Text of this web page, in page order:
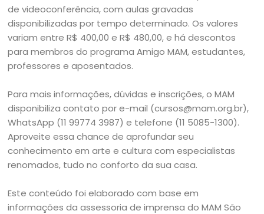
de videoconferência, com aulas gravadas
disponibilizadas por tempo determinado. Os valores
variam entre R$ 400,00 e R$ 480,00, e há descontos
para membros do programa Amigo MAM, estudantes,
professores e aposentados.
Para mais informações, dúvidas e inscrições, o MAM
disponibiliza contato por e-mail (cursos@mam.org.br),
WhatsApp (11 99774 3987) e telefone (11 5085-1300).
Aproveite essa chance de aprofundar seu
conhecimento em arte e cultura com especialistas
renomados, tudo no conforto da sua casa.
Este conteúdo foi elaborado com base em
informações da assessoria de imprensa do MAM São